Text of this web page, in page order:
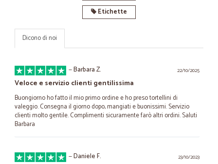
Etichette
Dicono di noi
22/10/2025
—Barbara Z.
Veloce e servizio clienti gentilissima
Buongiorno ho fatto il mio primo ordine e ho preso tortellini di
valeggio. Consegna il giorno dopo, mangiati e buonissimi. Servizio
clienti molto gentile. Complimenti sicuramente farò altri ordini. Saluti
Barbara
23/10/2023
—Daniele F.